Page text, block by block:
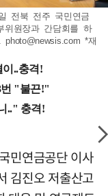
전북 전주 국민연금
위원장과 간담회를 하
photo@newsis.com *재
민연금공단 이사
김진오 저출산고